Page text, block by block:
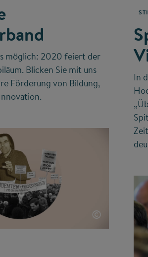
möglich: 2020 feiert der
Blicken Sie mit uns
Förderung von Bildung,
In
©